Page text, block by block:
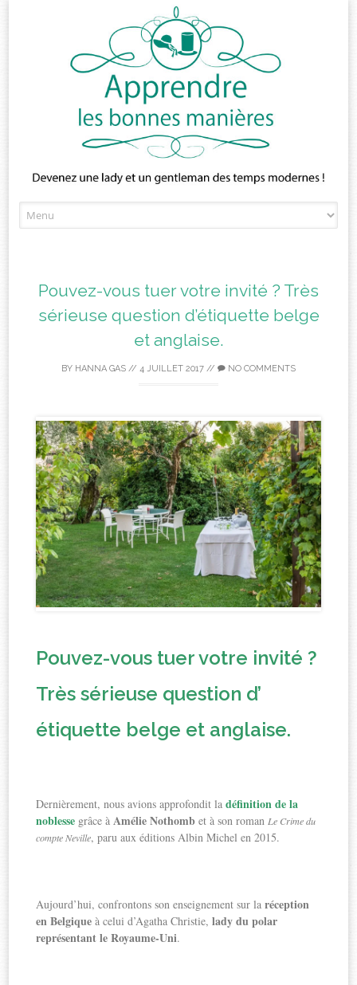
to
Pouvez-vous tuer votre invité ? Très
sérieuse question d’étiquette belge
et anglaise.
BY HANNA GAS // 4 JUILLET 2017 // NO COMMENTS
Pouvez-vous tuer votre invité ?
Très sérieuse question d’
étiquette belge et anglaise.
Dernièrement, nous avions approfondit ladéfinition de la
noblesse grâce àAmélie Nothomb et à son romanLe Crime du
compte Neville, paru aux éditions Albin Michel en 2015.
Aujourd’hui, confrontons son enseignement sur laréception
en Belgique à celui d’Agatha Christie,lady du polar
représentant le Royaume-Uni.